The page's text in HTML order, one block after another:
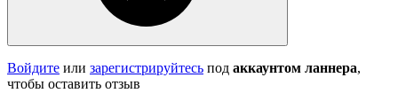
Войдите или зарегистрируйтесь под аккаунтом ланнера,
чтобы оставить отзыв